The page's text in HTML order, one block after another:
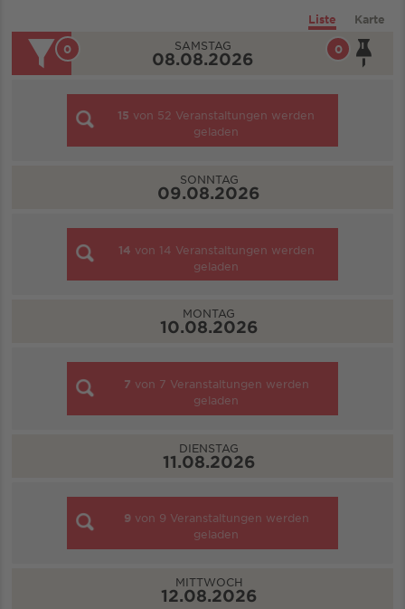
Liste Karte
0
0 SAMSTAG
08.08.2026
15 von 52 Veranstaltungen werden
geladen
SONNTAG
09.08.2026
14 von 14 Veranstaltungen werden
geladen
MONTAG
10.08.2026
7 von 7 Veranstaltungen werden
geladen
DIENSTAG
11.08.2026
9 von 9 Veranstaltungen werden
geladen
MITTWOCH
12.08.2026